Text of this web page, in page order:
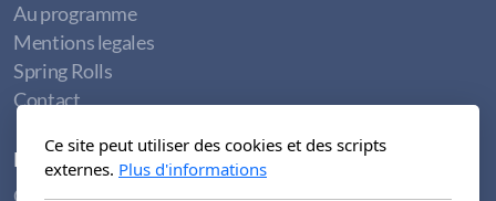
Au programme
Mentions legales
Spring Rolls
Contact
Légal
Conditions d'utilisation
Ce site peut utiliser des cookies et des scripts
externes. Plus d'informations